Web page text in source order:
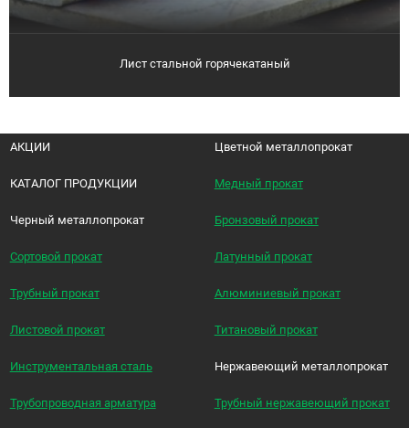
Лист стальной горячекатаный
АКЦИИ
КАТАЛОГ ПРОДУКЦИИ
Черный металлопрокат
Сортовой прокат
Трубный прокат
Листовой прокат
Инструментальная сталь
Трубопроводная арматура
Цветной металлопрокат
Медный прокат
Бронзовый прокат
Латунный прокат
Алюминиевый прокат
Титановый прокат
Нержавеющий металлопрокат
Трубный нержавеющий прокат